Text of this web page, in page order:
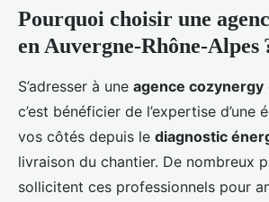
Pourquoi choisir une
en Auvergne-Rhône-Alpes
S’adresser à une agence cozynergy
c’est bénéficier de l’expertise d’une
vos côtés depuis le diagnostic
livraison du chantier. De nombreux
sollicitent ces professionnels pour